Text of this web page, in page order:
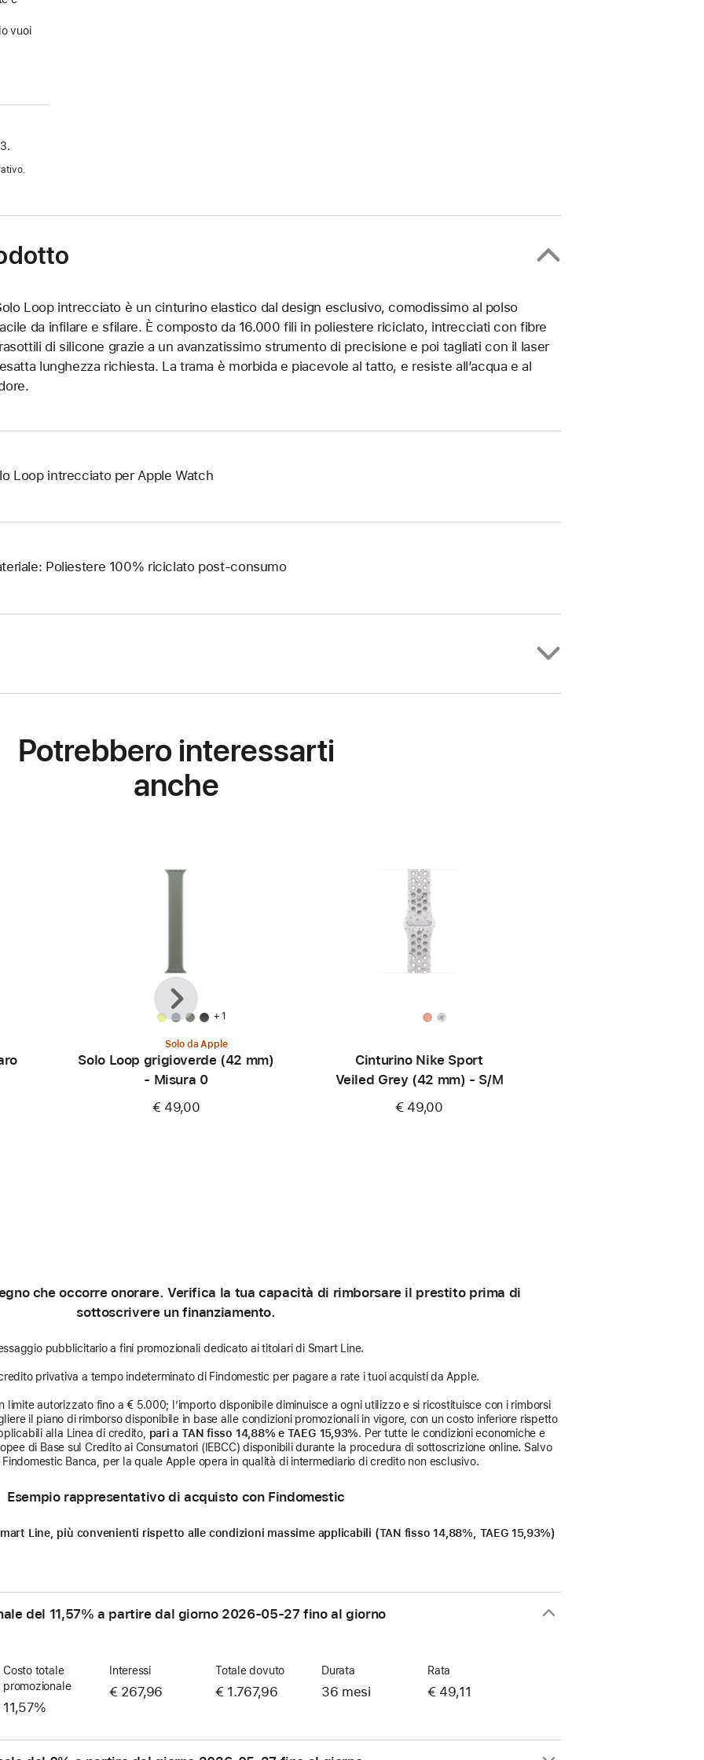
vuoi
Loop intrecciato è un cinturino elastico dal design esclusivo, comodissimo al polso
da infilare e sfilare. È composto da 16.000 fili in poliestere riciclato, intrecciati con fibre
di silicone grazie a un avanzatissimo strumento di precisione e poi tagliati con il laser
lunghezza richiesta. La trama è morbida e piacevole al tatto, e resiste all’acqua e al
Loop intrecciato per Apple Watch
Poliestere 100% riciclato post-consumo
Potrebbero interessarti
anche
+ 1
Solo da Apple
Solo Loop grigioverde (42 mm)
- Misura 0
€ 49,00
Cinturino Nike Sport
Veiled Grey (42 mm) - S/M
€ 49,00
Precedente
Avanti
che occorre onorare. Verifica la tua capacità di rimborsare il prestito prima di
sottoscrivere un finanziamento.
pubblicitario a fini promozionali dedicato ai titolari di Smart Line.
privativa a tempo indeterminato di Findomestic per pagare a rate i tuoi acquisti da Apple.
limite autorizzato fino a € 5.000; l’importo disponibile diminuisce a ogni utilizzo e si ricostituisce con i rimborsi
il piano di rimborso disponibile in base alle condizioni promozionali in vigore, con un costo inferiore rispetto
alla Linea di credito, pari a TAN fisso 14,88% e TAEG 15,93%. Per tutte le condizioni economiche e
di Base sul Credito ai Consumatori (IEBCC) disponibili durante la procedura di sottoscrizione online. Salvo
Banca, per la quale Apple opera in qualità di intermediario di credito non esclusivo.
Esempio rappresentativo di acquisto con Findomestic
Line, più convenienti rispetto alle condizioni massime applicabili (TAN fisso 14,88%, TAEG 15,93%)
del 11,57% a partire dal giorno 2026-05-27fino al giorno
Costo totale
promozionale
11,57%
Interessi
€ 267,96
Totale dovuto
€ 1.767,96
Durata
36 mesi
Rata
€ 49,11